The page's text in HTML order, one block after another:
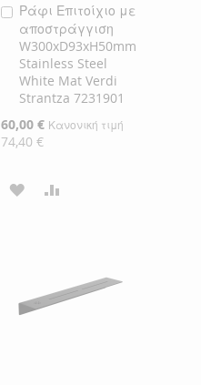
Ράφι Επιτοίχιο με
αποστράγγιση
W300xD93xH50mm
Stainless Steel
White Mat Verdi
Strantza 7231901
Ειδική
Τιμή
60,00 € Κανονική τιμή
74,40 €
Προσθήκη
στο
Καλάθι
ΠΡΟΣΘΉΚΗ
ΕΠΙΘΥΜΙΏΝ